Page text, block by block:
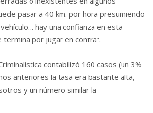
pasar a 40 km. por hora presumiendo
hay una confianza en esta
termina por jugar en contra”.
contabilizó 160 casos (un 3%
anteriores la tasa era bastante alta,
y un número similar la